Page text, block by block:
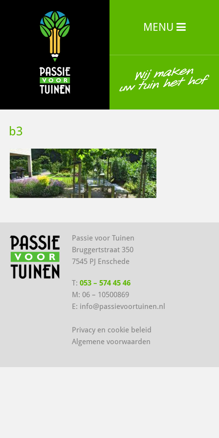
MENU
b3
Passie voor Tuinen
Bruggertstraat 350
7545 PJ Enschede
T: 053 – 574 45 46
M: 06 – 10500869
E: info@passievoortuinen.nl
Privacy en cookie beleid
Algemene voorwaarden